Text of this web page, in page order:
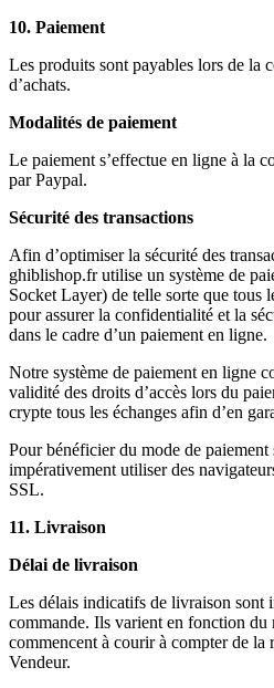
10. Paiement
Les produits sont payables lors de la
d’achats.
Modalités de paiement
Le paiement s’effectue en ligne à la
par Paypal.
Sécurité des transactions
Afin d’optimiser la sécurité des
ghiblishop.fr utilise un système de
Socket Layer) de telle sorte que tous
pour assurer la confidentialité et la
dans le cadre d’un paiement en ligne.
Notre système de paiement en ligne
validité des droits d’accès lors du
crypte tous les échanges afin d’en
Pour bénéficier du mode de
impérativement utiliser des
SSL.
11. Livraison
Délai de livraison
Les délais indicatifs de livraison sont
commande. Ils varient en fonction
commencent à courir à compter de la
Vendeur.